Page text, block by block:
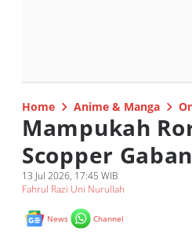
Home Anime & Manga
Mampukah
Scopper
13 Jul 2026, 17:45 WIB
Fahrul Razi Uni Nurullah
News Channel